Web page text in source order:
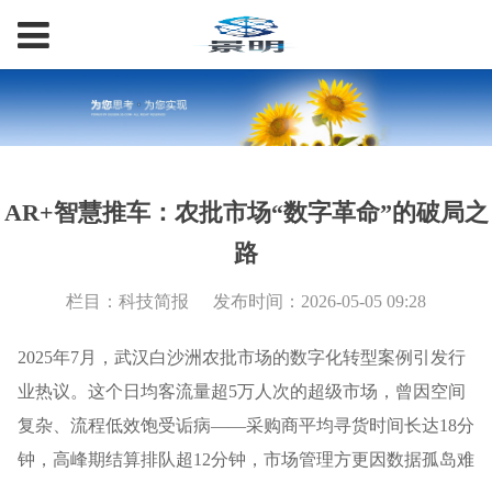
AR+智慧推车：农批市场“数字革命”的破局之
路
栏目：科技简报 发布时间：2026-05-05 09:28
2025年7月，武汉白沙洲农批市场的数字化转型案例引发行
业热议。这个日均客流量超5万人次的超级市场，曾因空间
复杂、流程低效饱受诟病——采购商平均寻货时间长达18分
钟，高峰期结算排队超12分钟，市场管理方更因数据孤岛难